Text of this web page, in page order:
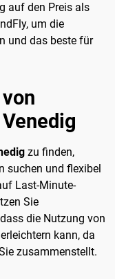
auf den Preis als
um die
und das beste für
zu finden,
suchen und flexibel
Last-Minute-
Sie
die Nutzung von
kann, da
zusammenstellt.